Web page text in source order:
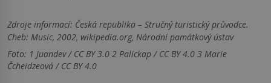
Zdroje informací: Česká republika – Stručný turistický průvodce.
Cheb: Music, 2002, wikipedia.org, Národní památkový ústav
Foto: 1 Juandev / CC BY 3.0 2 Palickap / CC BY 4.0 3 Marie
Čcheidzeová / CC BY 4.0